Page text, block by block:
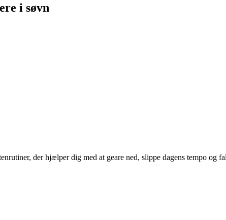
i søvn
der hjælper dig med at geare ned, slippe dagens tempo og